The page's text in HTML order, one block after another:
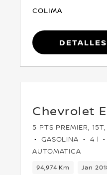
COLIMA
Chevrolet
5 PTS PREMIER,
GASOLINA
4 l
AUTOMATICA
94,974 Km Jan